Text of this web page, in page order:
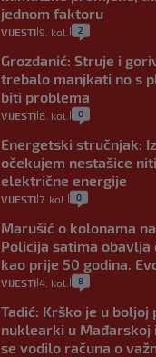
jednom faktoru
VIJESTI 9. kol. 2
Grozdanić: Struje i
trebalo manjkati no s
biti problema
VIJESTI 8. kol. 0
Energetski stručnjak:
očekujem nestašice
električne energije
VIJESTI 7. kol. 0
Marušić o kolonama
Policija satima obavlja
kao prije 50 godina.
VIJESTI 4. kol. 8
Tadić: Krško je u boljoj
nuklearki u Mađarskoj
se vodilo računa o